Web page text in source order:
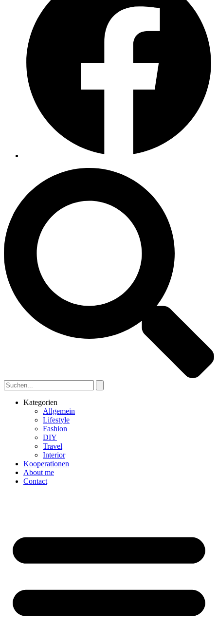
Kategorien
Allgemein
Lifestyle
Fashion
DIY
Travel
Interior
Kooperationen
About me
Contact